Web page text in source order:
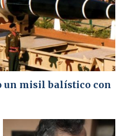
un misil balístico con